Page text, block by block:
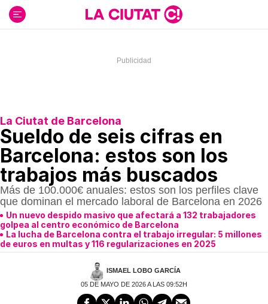
contenido
La Ciutat de Barcelona
Sueldo de seis cifras en
Barcelona: estos son los
trabajos más buscados
Más de 100.000€ anuales: estos son los perfiles clave
que dominan el mercado laboral de Barcelona en 2026
Un nuevo despido masivo que afectará a 132 trabajadores
golpea al centro económico de Barcelona
La lucha de Barcelona contra el trabajo irregular: 5 millones
de euros en multas y 116 regularizaciones en 2025
ISMAEL LOBO GARCÍA
05 DE MAYO DE 2026 A LAS 09:52H